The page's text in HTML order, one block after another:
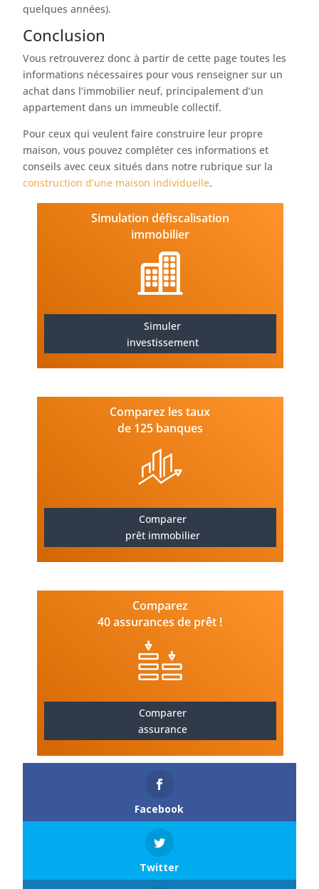
quelques années).
Conclusion
Vous retrouverez donc à partir de cette page toutes les
informations nécessaires pour vous renseigner sur un
achat dans l’immobilier neuf, principalement d’un
appartement dans un immeuble collectif.
Pour ceux qui veulent faire construire leur propre
maison, vous pouvez compléter ces informations et
conseils avec ceux situés dans notre rubrique sur la
construction d’une maison individuelle.
Simulation défiscalisation
immobilier
Simuler
investissement
Comparez les taux
de 125 banques
Comparer
prêt immobilier
Comparez
40 assurances de prêt !
Comparer
assurance
Facebook
Twitter